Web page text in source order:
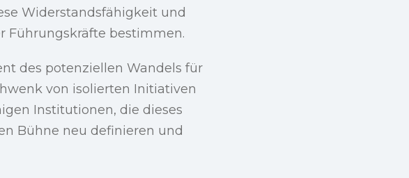
Widerstandsfähigkeit und
Führungskräfte bestimmen.
des potenziellen Wandels für
von isolierten Initiativen
Institutionen, die dieses
Bühne neu definieren und